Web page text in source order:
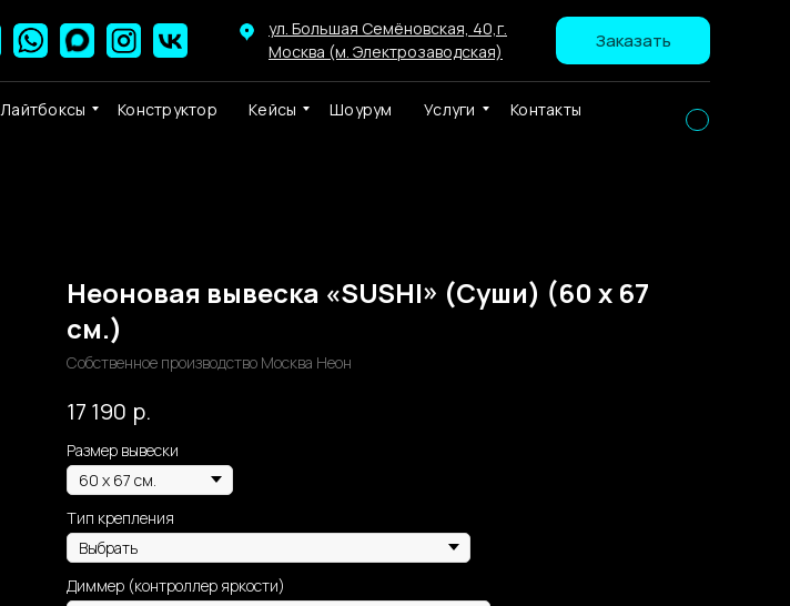
Лайтбоксы Конструктор Кейсы Услуги
Заказать
ул. Большая Семёновская, 40,г.
Москва (м. Электрозаводская)
Контакты
Шоурум
Неоновая вывеска «SUSHI» (Суши) (60 х 67
см.)
Собственное производство Москва Неон
17 190 р.
Размер вывески
Тип крепления
Диммер (контроллер яркости)